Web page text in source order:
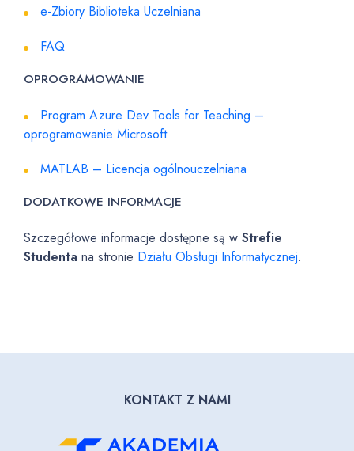
e-Zbiory Biblioteka Uczelniana
FAQ
OPROGRAMOWANIE
Program Azure Dev Tools for Teaching –
oprogramowanie Microsoft
MATLAB – Licencja ogólnouczelniana
DODATKOWE INFORMACJE
Szczegółowe informacje dostępne są w Strefie
Studenta na stronie Działu Obsługi Informatycznej.
KONTAKT Z NAMI